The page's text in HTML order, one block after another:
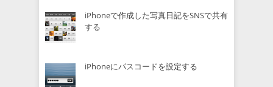
iPhoneで作成した写真日記をSNSで共有
する
iPhoneにパスコードを設定する